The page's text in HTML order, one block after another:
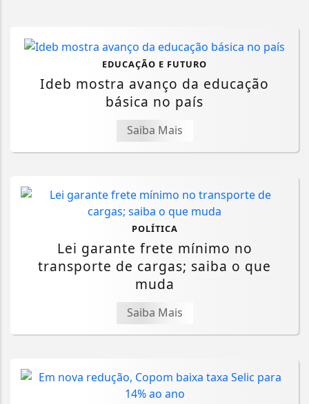
EDUCAÇÃO E FUTURO
Ideb mostra avanço da educação
básica no país
Saiba Mais
POLÍTICA
Lei garante frete mínimo no
transporte de cargas; saiba o que
muda
Saiba Mais